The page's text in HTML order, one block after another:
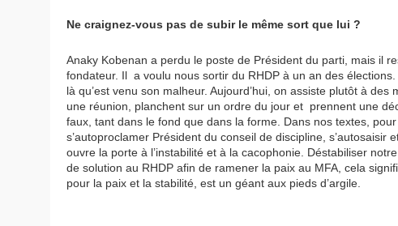
Ne craignez-vous pas de subir le même sort que lui ?
Anaky Kobenan a perdu le poste de Président du parti, mais il
fondateur. Il a voulu nous sortir du RHDP à un an des
là qu’est venu son malheur. Aujourd’hui, on assiste plutôt à
une réunion, planchent sur un ordre du jour et prennent une
faux, tant dans le fond que dans la forme. Dans nos textes,
s’autoproclamer Président du conseil de discipline,
ouvre la porte à l’instabilité et à la cacophonie. Déstabiliser
de solution au RHDP afin de ramener la paix au MFA, cela
pour la paix et la stabilité, est un géant aux pieds d’argile.